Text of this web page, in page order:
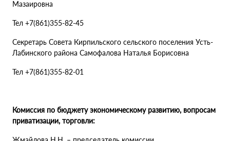
Мазаировна
Тел +7(861)355-82-45
Секретарь Совета Кирпильского сельского поселения Усть-
Лабинского района Самофалова Наталья Борисовна
Тел +7(861)355-82-01
Комиссия по бюджету экономическому развитию, вопросам
приватизации, торговли: